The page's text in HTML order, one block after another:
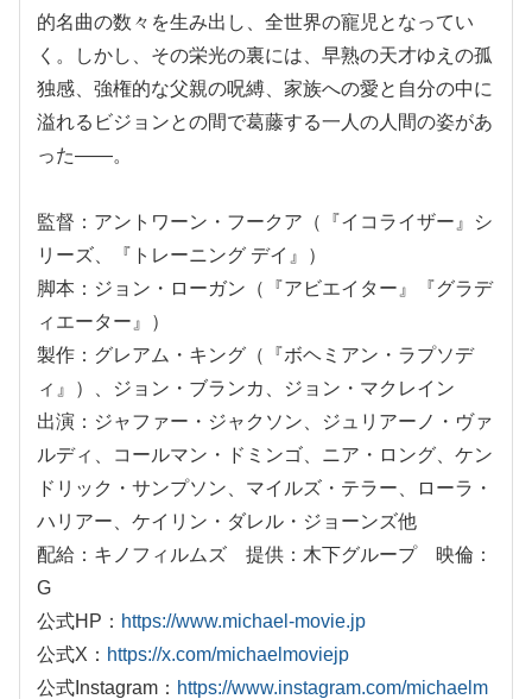
的名曲の数々を生み出し、全世界の寵児となってい
く。しかし、その栄光の裏には、早熟の天才ゆえの孤
独感、強権的な父親の呪縛、家族への愛と自分の中に
溢れるビジョンとの間で葛藤する一人の人間の姿があ
った――。
監督：アントワーン・フークア（『イコライザー』シ
リーズ、『トレーニング デイ』）
脚本：ジョン・ローガン（『アビエイター』『グラデ
ィエーター』）
製作：グレアム・キング（『ボヘミアン・ラプソデ
ィ』）、ジョン・ブランカ、ジョン・マクレイン
出演：ジャファー・ジャクソン、ジュリアーノ・ヴァ
ルディ、コールマン・ドミンゴ、ニア・ロング、ケン
ドリック・サンプソン、マイルズ・テラー、ローラ・
ハリアー、ケイリン・ダレル・ジョーンズ他
配給：キノフィルムズ 提供：木下グループ 映倫：
G
公式HP： https://www.michael-movie.jp
公式X： https://x.com/michaelmoviejp
公式Instagram： https://www.instagram.com/michaelm